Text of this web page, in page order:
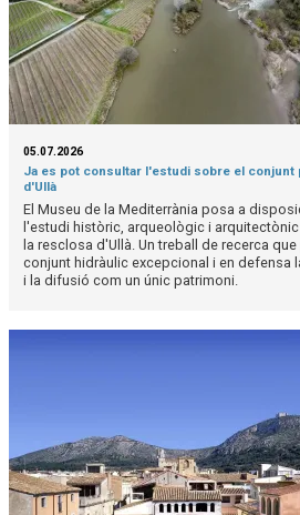
05.07.2026
Ja es pot consultar l'estudi sobre el conjunt
d'Ullà
El Museu de la Mediterrània posa a
l'estudi històric, arqueològic i
la resclosa d'Ullà. Un treball de recerca
conjunt hidràulic excepcional i en defensa
i la difusió com un únic patrimoni.